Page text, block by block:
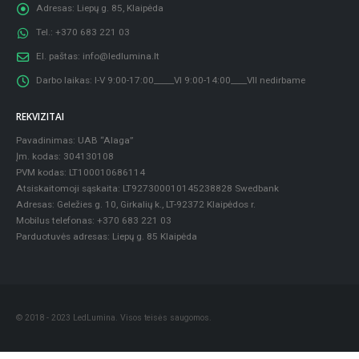
Adresas: Liepų g. 85, Klaipėda
Tel.: +370 683 221 03
El. paštas: info@ledlumina.lt
Darbo laikas: I-V 9:00-17:00_____VI 9:00-14:00____VII nedirbame
REKVIZITAI
Pavadinimas: UAB “Alaga”
Įm. kodas: 304130108
PVM kodas: LT100010686114
Atsiskaitomoji sąskaita: LT927300010145238828 Swedbank
Adresas: Geležies g. 10, Girkalių k., LT-92372 Klaipėdos r.
Mobilus telefonas: +370 683 221 03
Parduotuvės adresas: Liepų g. 85 Klaipėda
© 2018 - 2023 LedLumina. Visos teisės saugomos.